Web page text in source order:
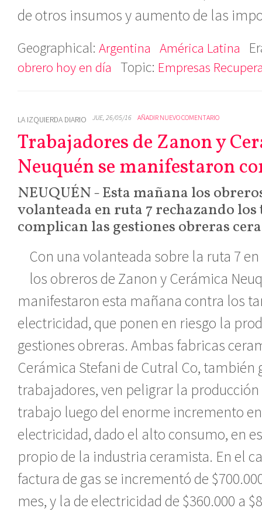
de otros insumos y aumento de las
Geographical: Argentina América Latina
obrero hoy en día Topic: Empresas
LA IZQUIERDA DIARIO JUE, 26/05/16 AÑADIR NUEVO COMENTARIO
Trabajadores de Zanon y
Neuquén se manifestaron
NEUQUÉN - Esta mañana los
volanteada en ruta 7 rechazando
complican las gestiones obreras
Con una volanteada sobre la ruta 7
los obreros de Zanon y Cerámica
manifestaron esta mañana contra los
electricidad, que ponen en riesgo la
gestiones obreras. Ambas fabricas
Cerámica Stefani de Cutral Co, también
trabajadores, ven peligrar la producción
trabajo luego del enorme incremento
electricidad, dado el alto consumo, en
propio de la industria ceramista. En el
factura de gas se incrementó de
mes, y la de electricidad de $360.000 a